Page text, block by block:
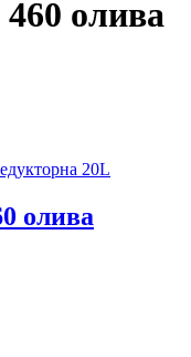
олива
олива